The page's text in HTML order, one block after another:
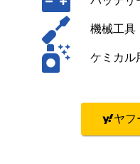
機械
ケミカル
ヤフ